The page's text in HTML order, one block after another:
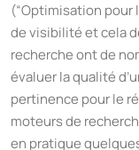
(“Optimisation pour
de visibilité et cela
recherche ont de
évaluer la qualité
pertinence pour le
moteurs de
en pratique